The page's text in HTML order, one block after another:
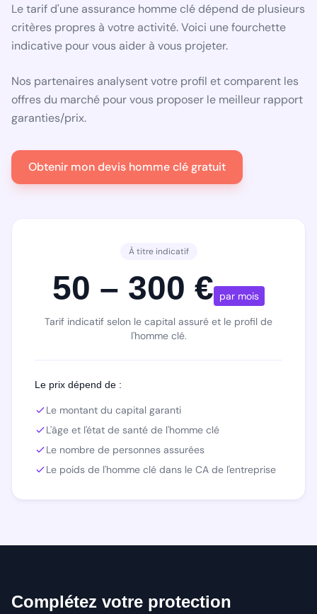
Le tarif d'une assurance homme clé dépend de plusieurs
critères propres à votre activité. Voici une fourchette
indicative pour vous aider à vous projeter.
Nos partenaires analysent votre profil et comparent les
offres du marché pour vous proposer le meilleur rapport
garanties/prix.
Obtenir mon devis homme clé gratuit
À titre indicatif
50 – 300 € par mois
Tarif indicatif selon le capital assuré et le profil de
l'homme clé.
Le prix dépend de :
Le montant du capital garanti
L'âge et l'état de santé de l'homme clé
Le nombre de personnes assurées
Le poids de l'homme clé dans le CA de l'entreprise
Complétez votre protection